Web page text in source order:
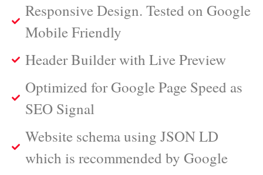
Responsive Design. Tested on Google
Mobile Friendly
Header Builder with Live Preview
Optimized for Google Page Speed as
SEO Signal
Website schema using JSON LD
which is recommended by Google